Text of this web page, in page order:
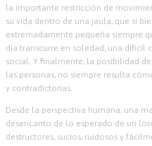
la importante restricción de
su vida dentro de una jaula, que si
extremadamente pequeña siempre
día transcurre en soledad, una difícil
social. Y finalmente, la posibilidad
las personas, no siempre resulta
y contradictorias.
Desde la perspectiva humana, una
desencanto de lo esperado de un
destructores, sucios, ruidosos y